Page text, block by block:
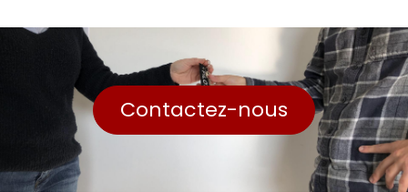
Contactez-nous